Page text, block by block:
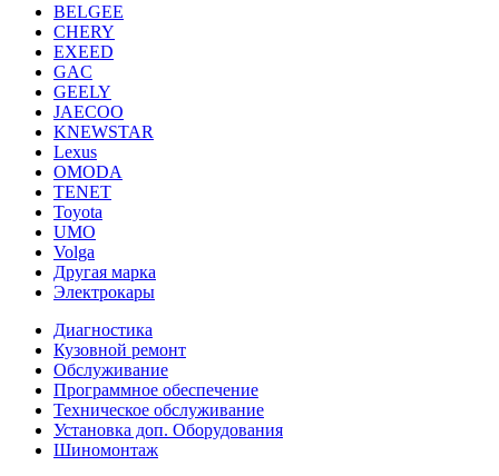
BELGEE
CHERY
EXEED
GAC
GEELY
JAECOO
KNEWSTAR
Lexus
OMODA
TENET
Toyota
UMO
Volga
Другая марка
Электрокары
Диагностика
Кузовной ремонт
Обслуживание
Программное обеспечение
Техническое обслуживание
Установка доп. Оборудования
Шиномонтаж